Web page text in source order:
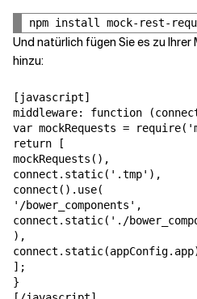
Und natürlich fügen Sie es zu
hinzu:
[javascript]
middleware: function
var mockRequests =
return [
mockRequests(),
connect.static('.tmp'),
connect().use(
'/bower_components',
connect.static('./
),
];
}